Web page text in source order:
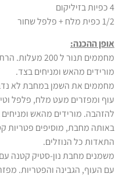
4 כפיות בזיליקום
1/2 כפית מלח + פלפל שחור
אופן ההכנה:
מחממים תנור ל
מורידים מהאש ומניחים בצד.
מחממים את השמן במחבת לא
להזהבה. מורידים מהאש
התאדות כל הנוזלים.
משמנים מחבת נון-סטיק קטנה עם
עם העוף, הגבינה והפטריות.